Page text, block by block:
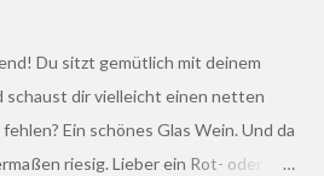
Du sitzt gemütlich mit deinem
schaust dir vielleicht einen netten
Ein schönes Glas Wein. Und da
riesig. Lieber ein Rot- oder